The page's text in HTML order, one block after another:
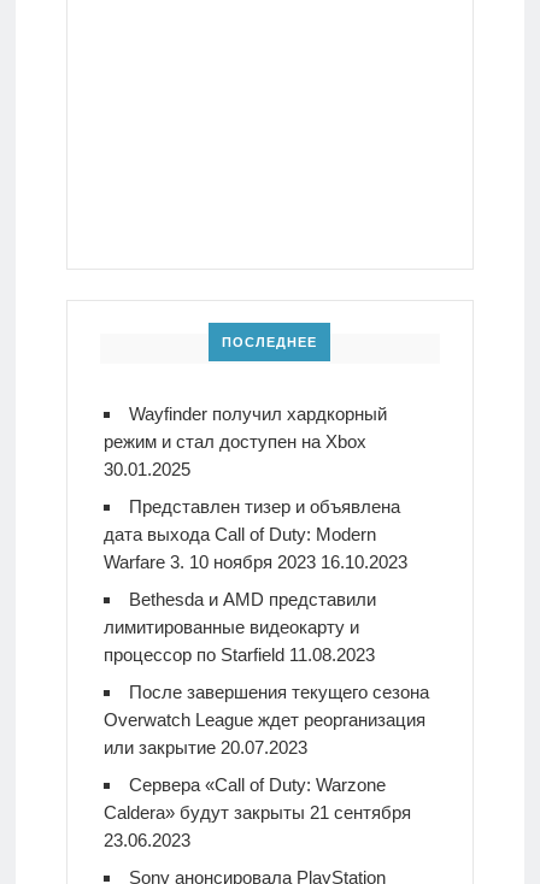
ПОСЛЕДНЕЕ
Wayfinder получил хардкорный
режим и стал доступен на Xbox
30.01.2025
Представлен тизер и объявлена
дата выхода Call of Duty: Modern
Warfare 3. 10 ноября 2023 16.10.2023
Bethesda и AMD представили
лимитированные видеокарту и
процессор по Starfield 11.08.2023
После завершения текущего сезона
Overwatch League ждет реорганизация
или закрытие 20.07.2023
Сервера «Call of Duty: Warzone
Caldera» будут закрыты 21 сентября
23.06.2023
Sony анонсировала PlayStation